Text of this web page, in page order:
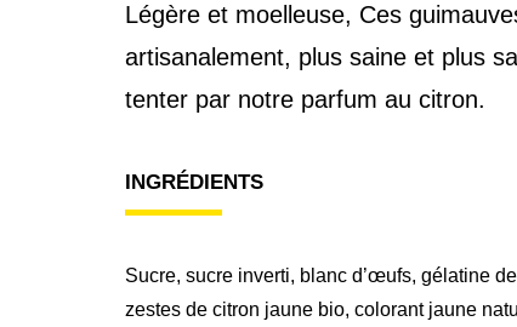
Légère et moelleuse, Ces
artisanalement, plus saine et plus
tenter par notre parfum au citron.
INGRÉDIENTS
Sucre, sucre inverti, blanc d’œufs, gélatine
zestes de citron jaune bio, colorant jaune